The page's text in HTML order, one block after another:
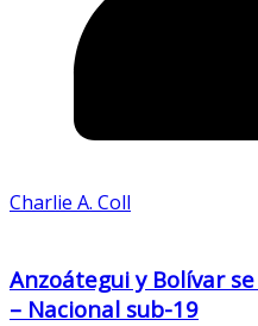
Charlie A. Coll
Anzoátegui y Bolívar
– Nacional sub-19